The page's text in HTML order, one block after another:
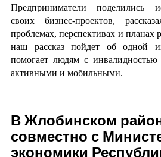
Предприниматели поделились
своих бизнес-проектов,
проблемах, перспективах и планах
наш рассказ пойдет об одной
помогает людям с инвалидностью
активными и мобильными.
В Жлобинском
совместно с
экономики